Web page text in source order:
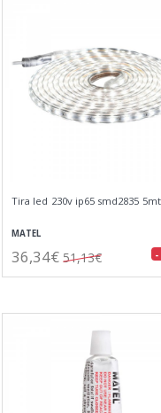
Tira led 230v ip65 smd2835
MATEL
36,34€ 51,13€ -